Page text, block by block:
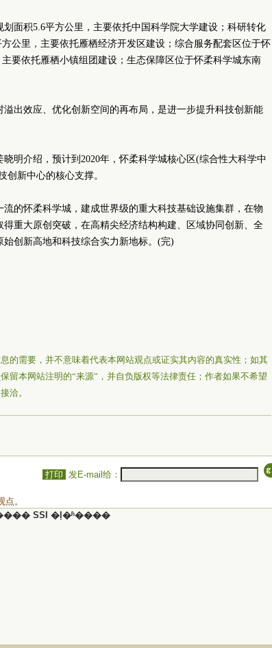
面积5.6平方公里，主要依托中国科学院大学建设；科研转化
公里，主要依托雁栖经济开发区建设；综合服务配套区位于怀
要依托雁栖小镇组团建设；生态保障区位于怀柔科学城东南
出效应、优化创新空间的再布局，是进一步提升科技创新能
明介绍，预计到2020年，怀柔科学城核心区(综合性大科学中
创新中心的核心支撑。
的怀柔科学城，建成世界级的重大科技基础设施集群，在物
重大原创突破，在高精尖经济结构构建、区域协同创新、全
创新高地和科技综合实力新地标。(完)
的需要，并不意味着代表本网站观点或证实其内容的真实性；如其
留本网站注明的“来源”，并自负版权等法律责任；作者如果不希望
洽。
打印 发E-mail给：
点。
SSI �ļ�ʱ����